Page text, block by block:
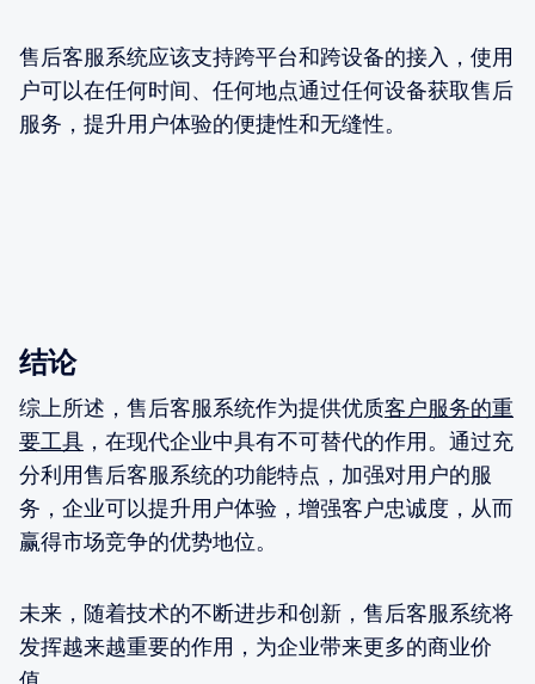
售后客服系统应该支持跨平台和跨设备的接入，使用
户可以在任何时间、任何地点通过任何设备获取售后
服务，提升用户体验的便捷性和无缝性。
结论
综上所述，售后客服系统作为提供优质客户服务的重
要工具 ，在现代企业中具有不可替代的作用。通过充
分利用售后客服系统的功能特点，加强对用户的服
务，企业可以提升用户体验，增强客户忠诚度，从而
赢得市场竞争的优势地位。
未来，随着技术的不断进步和创新，售后客服系统将
发挥越来越重要的作用，为企业带来更多的商业价